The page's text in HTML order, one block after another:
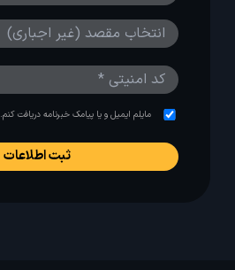
مایلم ایمیل و یا پیامک خبرنامه دریافت کنم.